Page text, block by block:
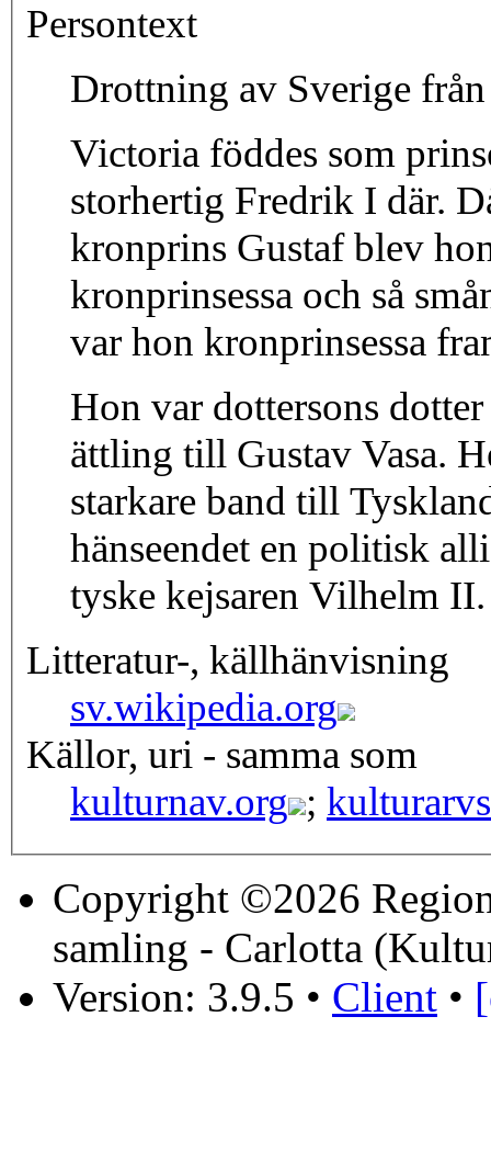
Persontext
Drottning av Sverige
Victoria föddes som
storhertig Fredrik I där.
kronprins Gustaf blev
kronprinsessa och så
var hon kronprinsessa
Hon var dottersons
ättling till Gustav Vasa.
starkare band till
hänseendet en politisk
tyske kejsaren Vilhelm II.
Litteratur-, källhänvisning
sv.wikipedia.org
Källor, uri - samma som
kulturnav.org ;
Copyright ©2026
samling - Carlotta
Version: 3.9.5 • Client •